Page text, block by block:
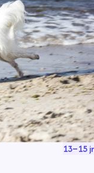
13–15jr